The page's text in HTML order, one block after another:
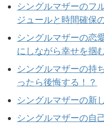
シングルマザーのフ
ジュールと時間確保
シングルマザーの恋
にしながら幸せを掴
シングルマザーの持
ったら後悔する！？
シングルマザーの新
シングルマザーの自